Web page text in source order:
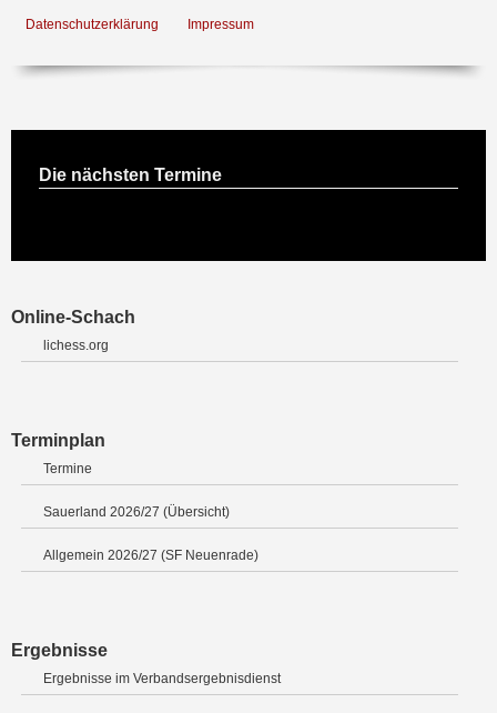
Datenschutzerklärung Impressum
Die nächsten Termine
Online-Schach
lichess.org
Terminplan
Termine
Sauerland 2026/27 (Übersicht)
Allgemein 2026/27 (SF Neuenrade)
Ergebnisse
Ergebnisse im Verbandsergebnisdienst